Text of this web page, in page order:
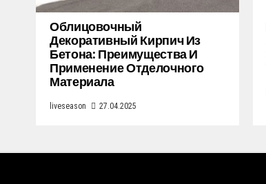
Облицовочный
Декоративный Кирпич Из
Бетона: Преимущества И
Применение Отделочного
Материала
liveseason 27.04.2025